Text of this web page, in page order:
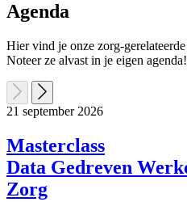
Agenda
Hier vind je onze zorg-
Noteer ze alvast in je eigen agenda!
21 september 2026
Masterclass
Data Gedreven
Zorg